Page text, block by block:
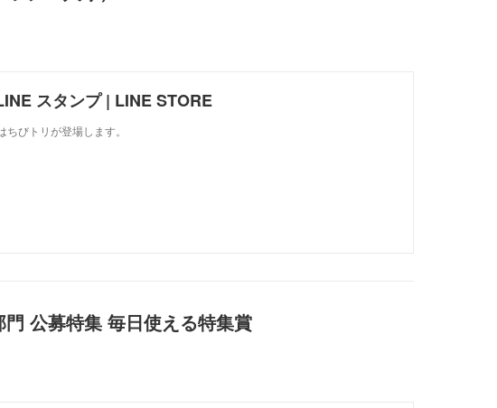
スタンプ | LINE STORE
びトリが登場します。
公募特集 毎日使える特集賞